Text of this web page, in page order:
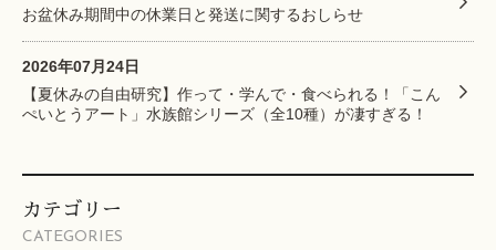
お盆休み期間中の休業日と発送に関するおしらせ
2026年07月24日
【夏休みの自由研究】作って・学んで・食べられる！「こん
ぺいとうアート」水族館シリーズ（全10種）が凄すぎる！
カテゴリー
CATEGORIES